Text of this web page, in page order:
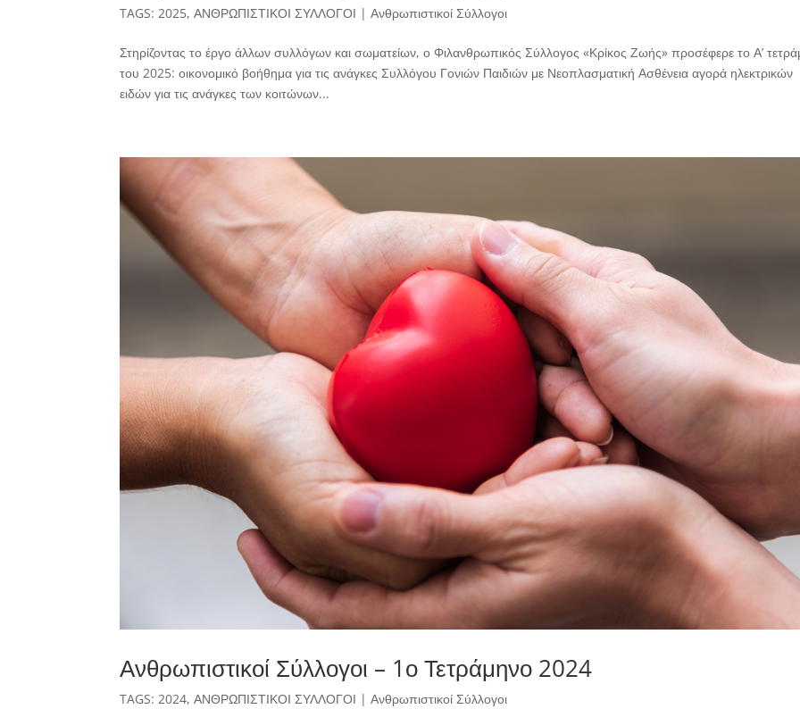
TAGS:2025,ΑΝΘΡΩΠΙΣΤΙΚΟΙ ΣΥΛΛΟΓΟΙ |Ανθρωπιστικοί Σύλλογοι
Στηρίζοντας το έργο άλλων συλλόγων και σωματείων, ο Φιλανθρωπικός Σύλλογος «Κρίκος Ζωής» προσέφερε το Α’
του 2025: οικονομικό βοήθημα για τις ανάγκες Συλλόγου Γονιών Παιδιών με Νεοπλασματική Ασθένεια αγορά ηλεκτρικών
ειδών για τις ανάγκες των κοιτώνων...
Ανθρωπιστικοί Σύλλογοι – 1ο Τετράμηνο 2024
TAGS:2024,ΑΝΘΡΩΠΙΣΤΙΚΟΙ ΣΥΛΛΟΓΟΙ |Ανθρωπιστικοί Σύλλογοι